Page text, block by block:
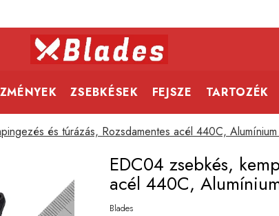
ZSEBKÉSEK FEJSZE TARTOZÉK
és túrázás, Rozsdamentes acél 440C,
EDC04 zsebkés,
acél 440C,
Blades